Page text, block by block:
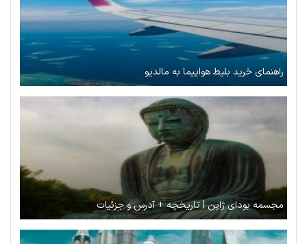
راهنمای خرید بلیط هواپیما به مالدیو
مجسمه بودای ژاپن | تاریخچه + آدرس و جزئیات